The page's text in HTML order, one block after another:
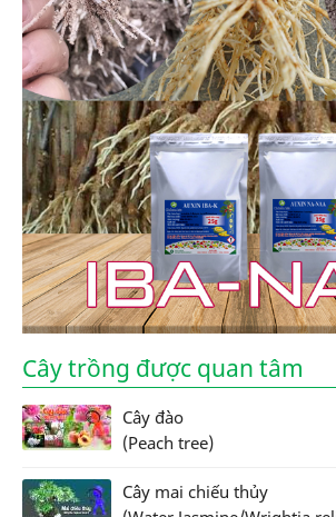
Cây trồng được quan tâm
Cây đào
(Peach tree)
Cây mai chiếu thủy